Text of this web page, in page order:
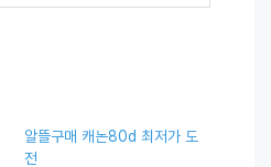
알뜰구매 캐논80d 최저가 도
전